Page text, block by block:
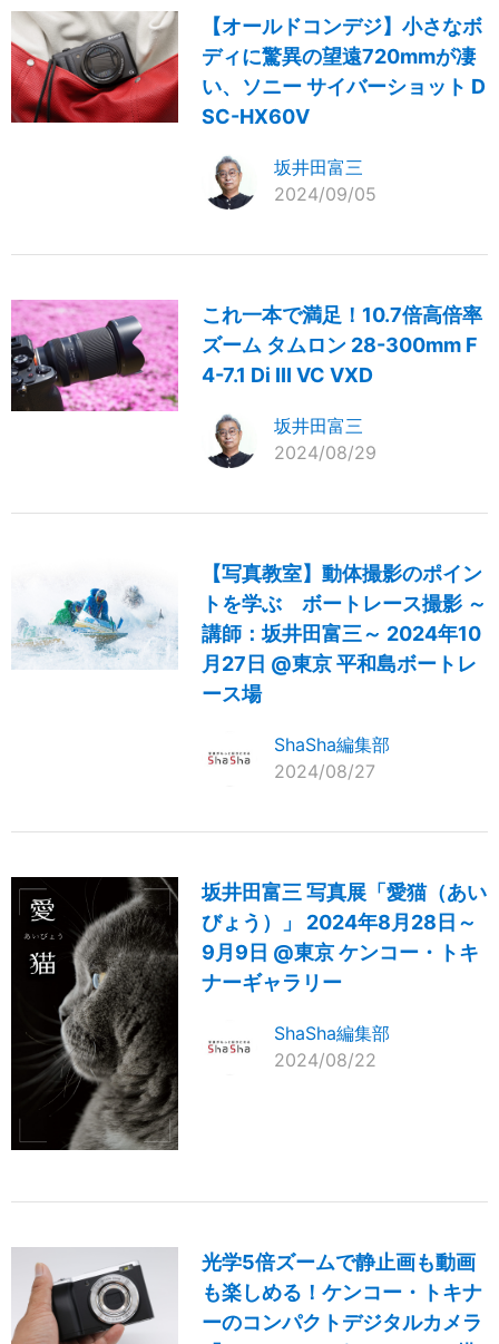
【オールドコンデジ】小さなボ
ディに驚異の望遠720mmが凄
い、ソニー サイバーショット D
SC-HX60V
坂井田富三
2024/09/05
これ一本で満足！10.7倍高倍率
ズーム タムロン 28-300mm F
4-7.1 Di III VC VXD
坂井田富三
2024/08/29
【写真教室】動体撮影のポイン
トを学ぶ ボートレース撮影 ～
講師：坂井田富三～ 2024年10
月27日 @東京 平和島ボートレ
ース場
ShaSha編集部
2024/08/27
坂井田富三 写真展「愛猫（あい
びょう）」 2024年8月28日～
9月9日 @東京 ケンコー・トキ
ナーギャラリー
ShaSha編集部
2024/08/22
光学5倍ズームで静止画も動画
も楽しめる！ケンコー・トキナ
ーのコンパクトデジタルカメラ